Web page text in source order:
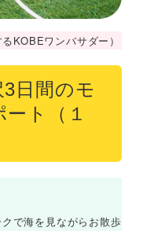
KOBEワンバサダー）
日間のモ
ト（１
で海を見ながらお散歩